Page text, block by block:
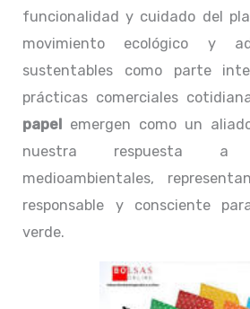
funcionalidad y cuidado del
movimiento ecológico y
sustentables como parte
prácticas comerciales
papel
emergen como un
nuestra respuesta a
medioambientales,
responsable y consciente
verde.